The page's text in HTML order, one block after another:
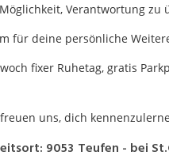
Verantwortung
für deine persönliche
fixer Ruhetag, gratis
uns, dich
: 9053 Teufen - bei